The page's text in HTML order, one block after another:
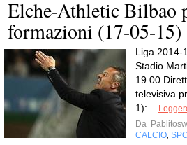
Elche-Athletic Bilbao
formazioni (17-05-15)
Liga 2014-
Stadio
19.00
televisiva
1):...
Da
CALCIO